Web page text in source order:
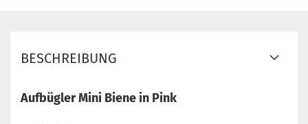
BESCHREIBUNG
Aufbügler Mini Biene in Pink